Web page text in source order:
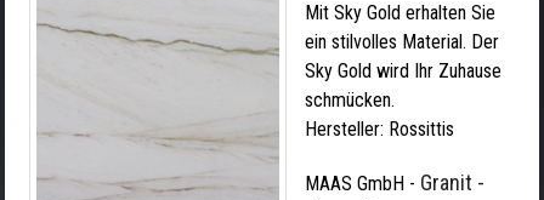
Mit Sky Gold erhalten Sie
ein stilvolles Material. Der
Sky Gold wird Ihr Zuhause
schmücken.
Hersteller: Rossittis
MAAS GmbH - Granit -